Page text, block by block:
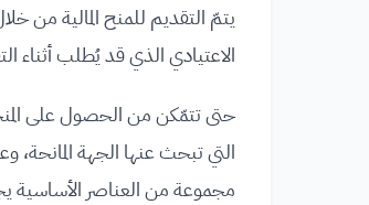
الاعتيادي الذي قد يُطلب أثناء
حتى تتمّكن من الحصول على
التي تبحث عنها الجهة المانحة،
مجموعة من العناصر الأساسية